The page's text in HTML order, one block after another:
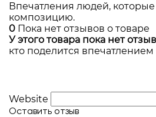
Впечатления людей, которые
композицию.
0 Пока нет отзывов о товаре
У этого товара пока нет
кто поделится впечатлением
Website
Оставить отзыв